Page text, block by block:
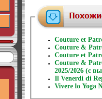
Couture et
Couture &
Couture et
Couture &
2025/2026 (с
Il Venerdi di
Vivere lo Yoga